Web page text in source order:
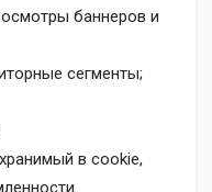
баннеров и
сегменты;
в cookie,